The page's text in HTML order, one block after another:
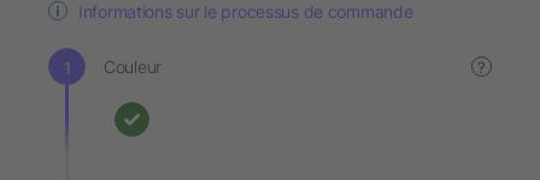
Informations sur le processus de commande
Couleur ?